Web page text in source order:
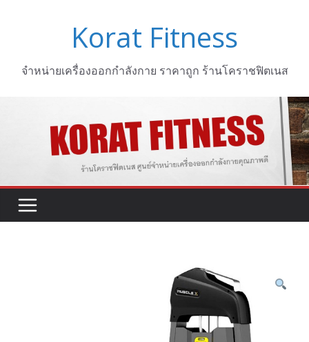
Korat Fitness
จำหน่ายเครื่องออกกำลังกาย ราคาถูก ร้านโคราชฟิตเนส